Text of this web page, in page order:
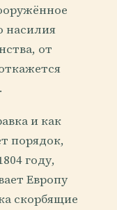
насилия
от
и как
порядок,
году,
Европу
скорбящие